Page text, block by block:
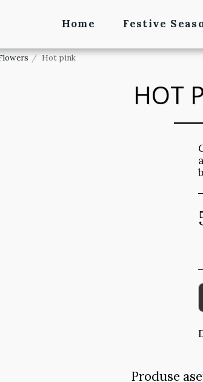
Home Festive
Hot pink
HOT
Produse